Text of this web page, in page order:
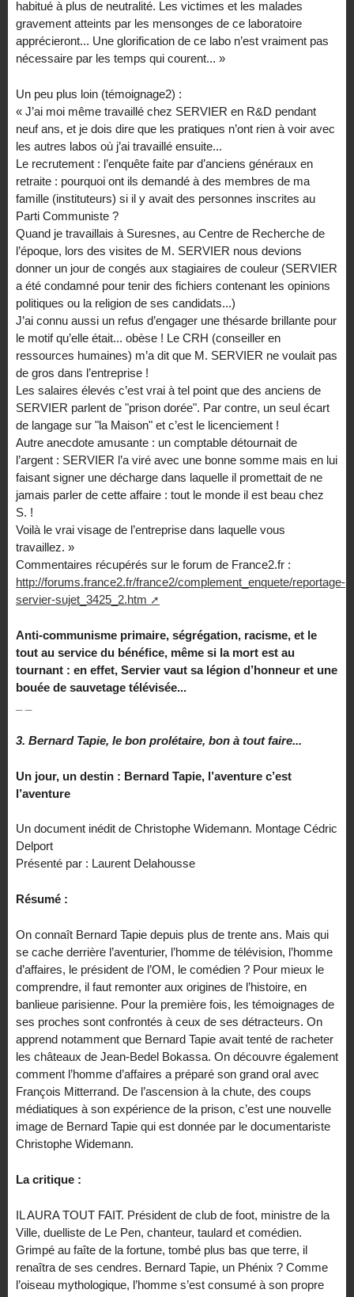
habitué à plus de neutralité. Les victimes et les malades
gravement atteints par les mensonges de ce laboratoire
apprécieront... Une glorification de ce labo n’est vraiment pas
nécessaire par les temps qui courent... »
Un peu plus loin (témoignage2) :
« J’ai moi même travaillé chez SERVIER en R&D pendant
neuf ans, et je dois dire que les pratiques n’ont rien à voir avec
les autres labos où j’ai travaillé ensuite...
Le recrutement : l’enquête faite par d’anciens généraux en
retraite : pourquoi ont ils demandé à des membres de ma
famille (instituteurs) si il y avait des personnes inscrites au
Parti Communiste ?
Quand je travaillais à Suresnes, au Centre de Recherche de
l’époque, lors des visites de M. SERVIER nous devions
donner un jour de congés aux stagiaires de couleur (SERVIER
a été condamné pour tenir des fichiers contenant les opinions
politiques ou la religion de ses candidats...)
J’ai connu aussi un refus d’engager une thésarde brillante pour
le motif qu’elle était... obèse ! Le CRH (conseiller en
ressources humaines) m’a dit que M. SERVIER ne voulait pas
de gros dans l’entreprise !
Les salaires élevés c’est vrai à tel point que des anciens de
SERVIER parlent de "prison dorée". Par contre, un seul écart
de langage sur "la Maison" et c’est le licenciement !
Autre anecdote amusante : un comptable détournait de
l’argent : SERVIER l’a viré avec une bonne somme mais en lui
faisant signer une décharge dans laquelle il promettait de ne
jamais parler de cette affaire : tout le monde il est beau chez
S. !
Voilà le vrai visage de l’entreprise dans laquelle vous
travaillez. »
Commentaires récupérés sur le forum de France2.fr :
http://forums.france2.fr/france2/complement_enquete/reportage-
servier-sujet_3425_2.htm
Anti-communisme primaire, ségrégation, racisme, et le
tout au service du bénéfice, même si la mort est au
tournant : en effet, Servier vaut sa légion d’honneur et une
bouée de sauvetage télévisée...
3. Bernard Tapie, le bon prolétaire, bon à tout faire...
Un jour, un destin : Bernard Tapie, l’aventure c’est
l’aventure
Un document inédit de Christophe Widemann. Montage Cédric
Delport
Présenté par : Laurent Delahousse
Résumé :
On connaît Bernard Tapie depuis plus de trente ans. Mais qui
se cache derrière l’aventurier, l’homme de télévision, l’homme
d’affaires, le président de l’OM, le comédien ? Pour mieux le
comprendre, il faut remonter aux origines de l’histoire, en
banlieue parisienne. Pour la première fois, les témoignages de
ses proches sont confrontés à ceux de ses détracteurs. On
apprend notamment que Bernard Tapie avait tenté de racheter
les châteaux de Jean-Bedel Bokassa. On découvre également
comment l’homme d’affaires a préparé son grand oral avec
François Mitterrand. De l’ascension à la chute, des coups
médiatiques à son expérience de la prison, c’est une nouvelle
image de Bernard Tapie qui est donnée par le documentariste
Christophe Widemann.
La critique :
IL AURA TOUT FAIT. Président de club de foot, ministre de la
Ville, duelliste de Le Pen, chanteur, taulard et comédien.
Grimpé au faîte de la fortune, tombé plus bas que terre, il
renaîtra de ses cendres. Bernard Tapie, un Phénix ? Comme
l’oiseau mythologique, l’homme s’est consumé à son propre